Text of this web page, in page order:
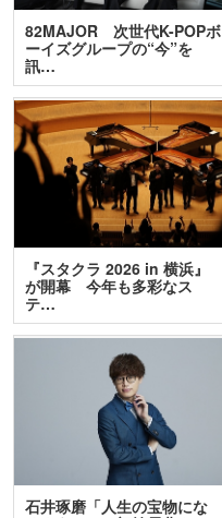
82MAJOR 次世代K-POPボ
ーイズグループの“今”を
訊…
『スタクラ 2026 in 横浜』
が開幕 今年も多彩なス
テ…
石井琢磨「人生の宝物にな